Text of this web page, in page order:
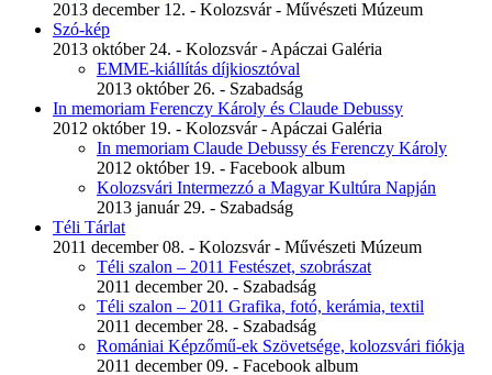
2013 december 12. - Kolozsvár - Művészeti Múzeum
Szó-kép
2013 október 24. - Kolozsvár - Apáczai Galéria
EMME-kiállítás díjkiosztóval
2013 október 26. - Szabadság
In memoriam Ferenczy Károly és Claude Debussy
2012 október 19. - Kolozsvár - Apáczai Galéria
In memoriam Claude Debussy és Ferenczy Károly
2012 október 19. - Facebook album
Kolozsvári Intermezzó a Magyar Kultúra Napján
2013 január 29. - Szabadság
Téli Tárlat
2011 december 08. - Kolozsvár - Művészeti Múzeum
Téli szalon – 2011 Festészet, szobrászat
2011 december 20. - Szabadság
Téli szalon – 2011 Grafika, fotó, kerámia, textil
2011 december 28. - Szabadság
Romániai Képzőmű-ek Szövetsége, kolozsvári fiókja
2011 december 09. - Facebook album